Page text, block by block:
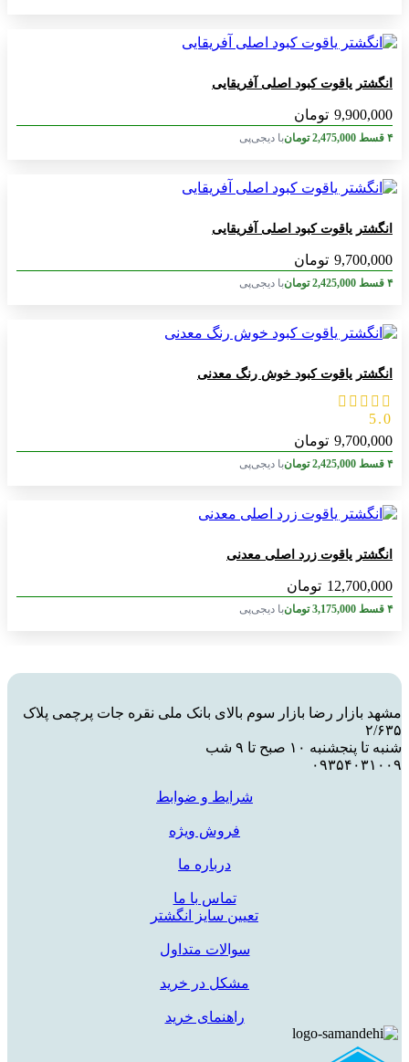
انگشتر یاقوت کبود اصلی آفریقایی
9,900,000 تومان
۴ قسط 2,475,000 تومانبا دیجی‌پی
انگشتر یاقوت کبود اصلی آفریقایی
9,700,000 تومان
۴ قسط 2,425,000 تومانبا دیجی‌پی
انگشتر یاقوت کبود خوش رنگ معدنی
5.0
9,700,000 تومان
۴ قسط 2,425,000 تومانبا دیجی‌پی
انگشتر یاقوت زرد اصلی معدنی
12,700,000 تومان
۴ قسط 3,175,000 تومانبا دیجی‌پی
مشهد بازار رضا بازار سوم بالای بانک ملی نقره جات پرچمی پلاک
۲/۶۳۵
شنبه تا پنجشنبه ۱۰ صبح تا ۹ شب
۰۹۳۵۴۰۳۱۰۰۹
شرایط و ضوابط
فروش ویژه
درباره ما
تماس با ما
تعیین سایز انگشتر
سوالات متداول
مشکل در خرید
راهنمای خرید